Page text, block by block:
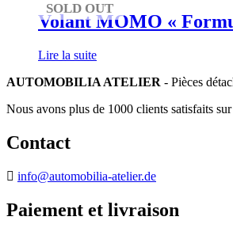
SOLD OUT
Volant MOMO «
Lire la suite
AUTOMOBILIA ATELIER - Pièces
Nous avons plus de 1000 clients satisfaits
Contact
info@automobilia-atelier.de
Paiement et livraison